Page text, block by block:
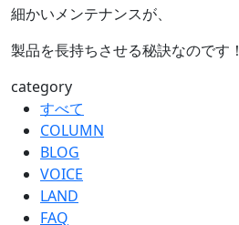
細かいメンテナンスが、
製品を長持ちさせる秘訣なのです！
category
すべて
COLUMN
BLOG
VOICE
LAND
FAQ